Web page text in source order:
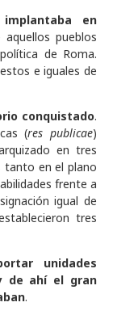
en
pueblos
de Roma.
e iguales de
conquistado.
(res publicae)
en tres
tanto en el plano
frente a
igual de
tres
unidades
de ahí el gran
.